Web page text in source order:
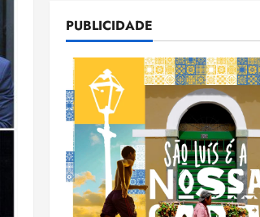
PUBLICIDADE